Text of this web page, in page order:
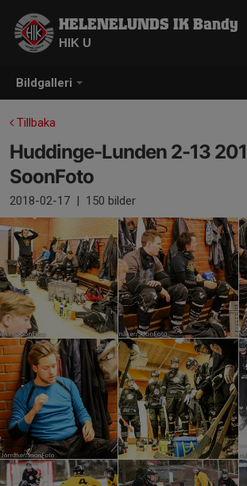
Bildgalleri
HELENELUNDS IK Bandy
HIK U
Tillbaka
Huddinge-Lunden 2-13
SoonFoto
2018-02-17 | 150 bilder